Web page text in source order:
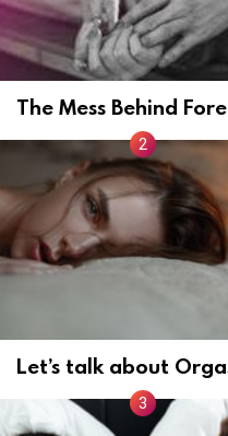
The Mess Behind
Let’s talk about